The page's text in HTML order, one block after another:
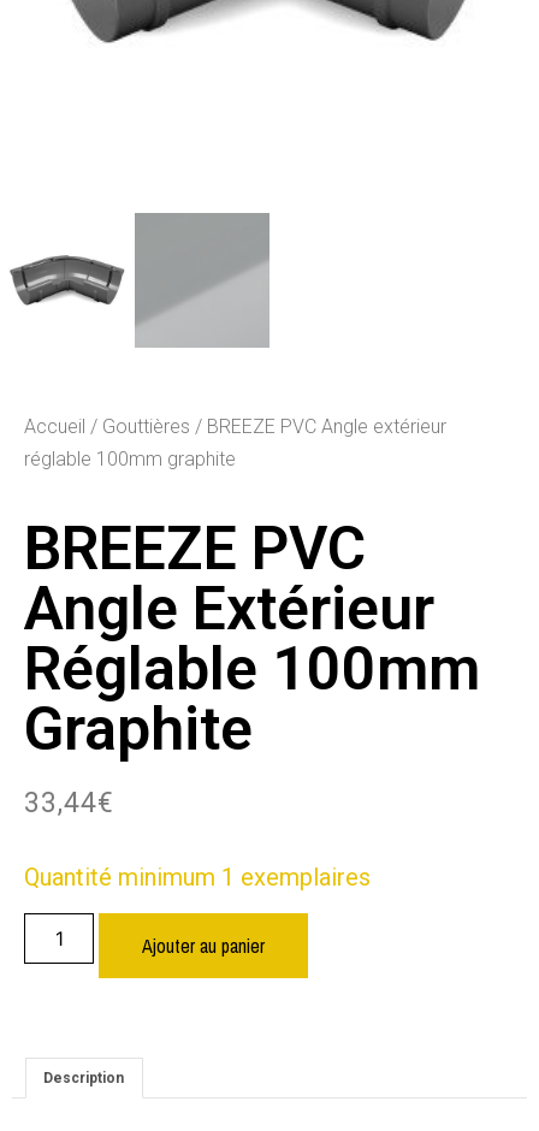
Accueil / Gouttières / BREEZE PVC Angle extérieur
réglable 100mm graphite
BREEZE PVC
Angle Extérieur
Réglable 100mm
Graphite
33,44€
Quantité minimum 1 exemplaires
Ajouter au panier
Description